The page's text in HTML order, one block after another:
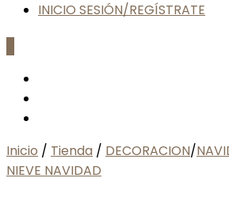
INICIO SESIÓN/REGÍSTRATE
Inicio / Tienda / DECORACION/
NIEVE NAVIDAD